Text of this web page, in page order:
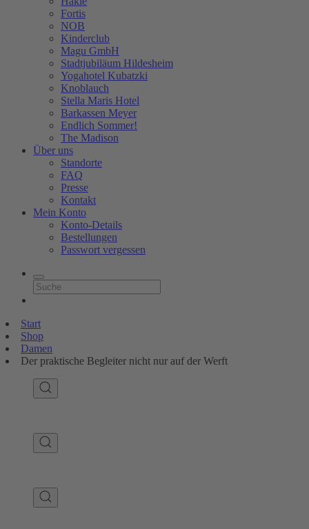
Fortis
NOB
Kinderclub
Magu GmbH
Stadtjubiläum Hildesheim
Yogahotel Kubatzki
Knoblauch
Stella Maris Hotel
Barkassen Meyer
Endlich Sommer!
The Madison
Über uns
Standorte
FAQ
Presse
Kontakt
Mein Konto
Konto-Details
Bestellungen
Passwort vergessen
Start
Shop
Damen
Der praktische Begleiter nicht nur auf der Werft